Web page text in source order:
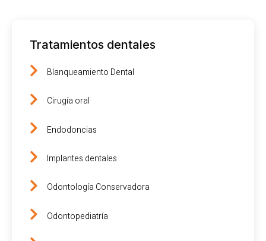
Tratamientos dentales
Blanqueamiento Dental
Cirugía oral
Endodoncias
Implantes dentales
Odontología Conservadora
Odontopediatría